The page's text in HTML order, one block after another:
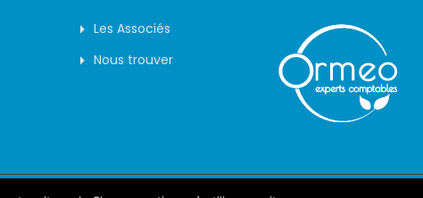
Les Associés
Nous trouver